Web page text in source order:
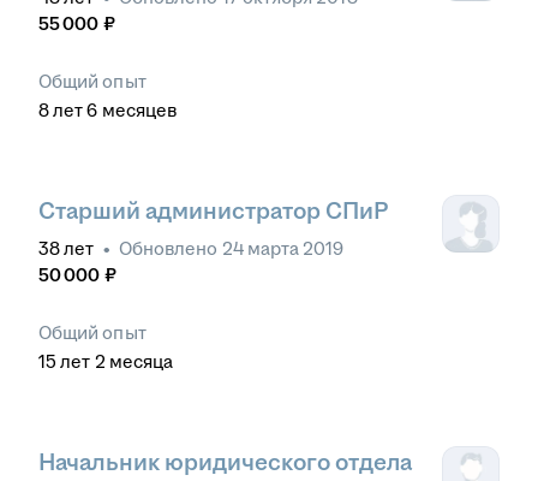
55 000 ₽
Общий опыт
8лет 6 месяцев
Старший администратор СПиР
38лет • Обновлено 24 марта 2019
50 000 ₽
Общий опыт
15 лет 2 месяца
Начальник юридического отдела